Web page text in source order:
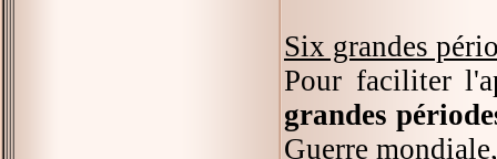
Six grandes
Pour faciliter
grandes
Guerre